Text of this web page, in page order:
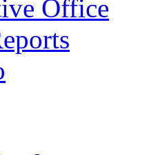
Office